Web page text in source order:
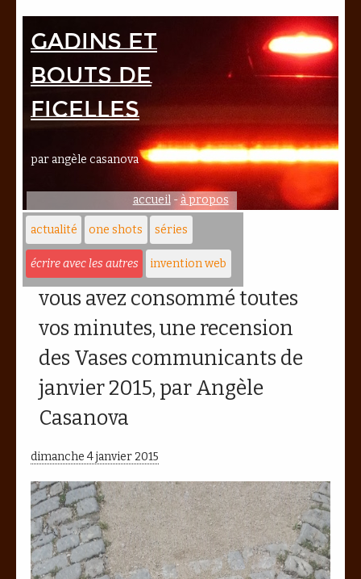
Gadins et
bouts de
ficelles
par angèle casanova
accueil-à propos
actualité one shots séries
écrire avec les autres invention web
vous avez consommé toutes
vos minutes, une recension
des Vases communicants de
janvier 2015, par Angèle
Casanova
dimanche 4 janvier 2015